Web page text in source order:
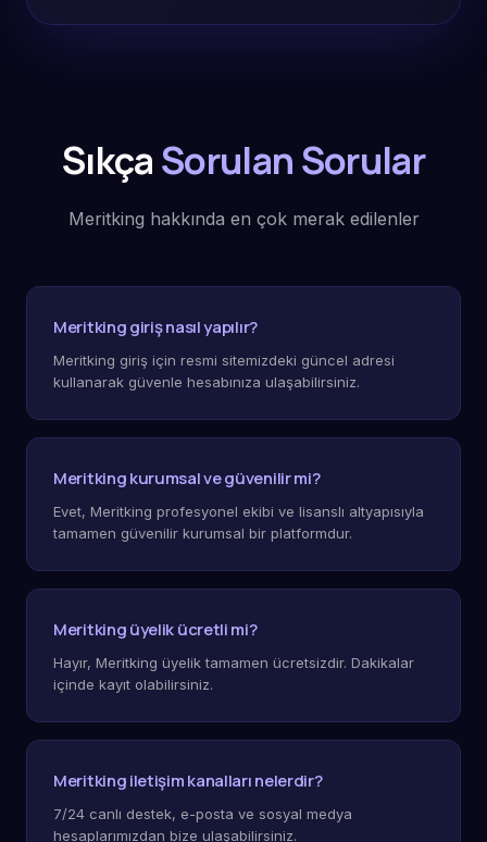
SıkçaSorulan Sorular
Meritking hakkında en çok merak edilenler
Meritking giriş nasıl yapılır?
Meritking giriş için resmi sitemizdeki güncel adresi
kullanarak güvenle hesabınıza ulaşabilirsiniz.
Meritking kurumsal ve güvenilir mi?
Evet, Meritking profesyonel ekibi ve lisanslı altyapısıyla
tamamen güvenilir kurumsal bir platformdur.
Meritking üyelik ücretli mi?
Hayır, Meritking üyelik tamamen ücretsizdir. Dakikalar
içinde kayıt olabilirsiniz.
Meritking iletişim kanalları nelerdir?
7/24 canlı destek, e-posta ve sosyal medya
hesaplarımızdan bize ulaşabilirsiniz.